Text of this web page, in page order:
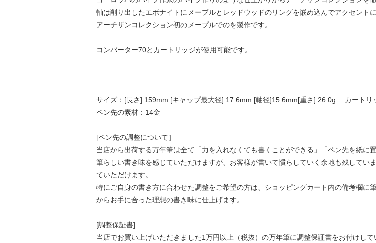
軸は削り出したエボナイトにメープルとレッドウッドのリングを嵌め込んでアクセントに
アーチザンコレクション初のメープルでのを製作です。
コンバーター70とカートリッジが使用可能です。
サイズ：[長さ] 159mm [キャップ最大径] 17.6mm [軸径]15.6mm[重さ] 26.0g カートリ
ペン先の素材：14金
[ペン先の調整について］
当店から出荷する万年筆は全て「力を入れなくても書くことができる」「ペン先を紙
筆らしい書き味を感じていただけますが、お客様が書いて慣らしていく余地も残してい
ていただけます。
特にご自身の書き方に合わせた調整をご希望の方は、ショッピングカート内の備考欄
からお手に合った理想の書き味に仕上げます。
[調整保証書]
当店でお買い上げいただきました1万円以上（税抜）の万年筆に調整保証書をお付けし